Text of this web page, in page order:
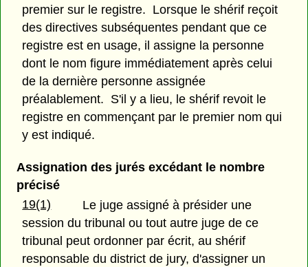
premier sur le registre. Lorsque le shérif reçoit
des directives subséquentes pendant que ce
registre est en usage, il assigne la personne
dont le nom figure immédiatement après celui
de la dernière personne assignée
préalablement. S'il y a lieu, le shérif revoit le
registre en commençant par le premier nom qui
y est indiqué.
Assignation des jurés excédant le nombre
précisé
19(1)
Le juge assigné à présider une
session du tribunal ou tout autre juge de ce
tribunal peut ordonner par écrit, au shérif
responsable du district de jury, d'assigner un